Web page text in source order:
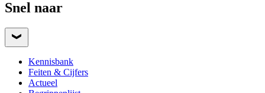
Snel naar
Kennisbank
Feiten & Cijfers
Actueel